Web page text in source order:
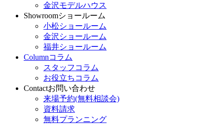
金沢モデルハウス
Showroomショールーム
小松ショールーム
金沢ショールーム
福井ショールーム
Columnコラム
スタッフコラム
お役立ちコラム
Contactお問い合わせ
来場予約(無料相談会)
資料請求
無料プランニング